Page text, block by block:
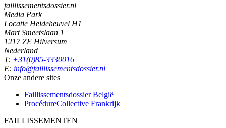
faillissementsdossier.nl
Media Park
Locatie Heideheuvel H1
Mart Smeetslaan 1
1217 ZE Hilversum
Nederland
T: +31(0)85-3330016
E: info@faillissementsdossier.nl
Onze andere sites
Faillissementsdossier België
ProcédureCollective Frankrijk
FAILLISSEMENTEN